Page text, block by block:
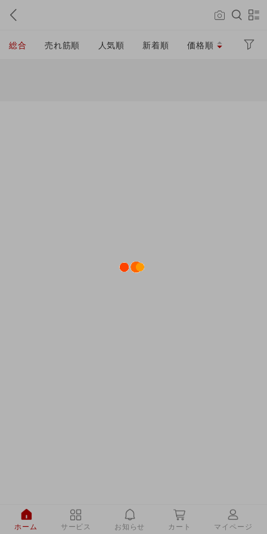
総合 売れ筋順 人気順 新着順 価格順
ホーム サービス お知らせ カート マイページ